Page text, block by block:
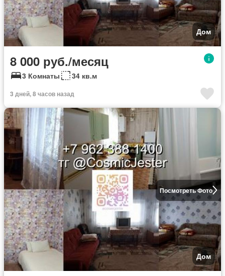
Дом
8 000 руб./месяц
3 Комнаты 34 кв.м
3 дней, 8 часов назад
Посмотреть Фото
Дом